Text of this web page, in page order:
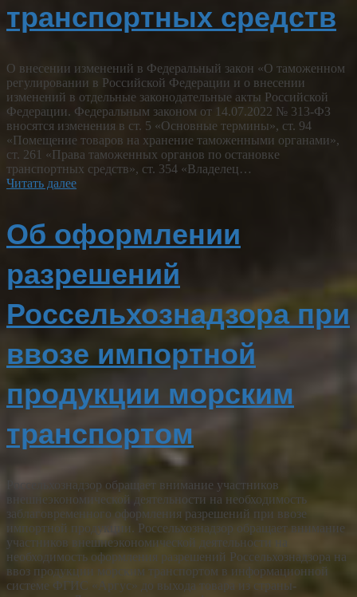
транспортных средств
О внесении изменений в Федеральный закон «О таможенном
регулировании в Российской Федерации и о внесении
изменений в отдельные законодательные акты Российской
Федерации. Федеральным законом от 14.07.2022 № 313-ФЗ
вносятся изменения в ст. 5 «Основные термины», ст. 94
«Помещение товаров на хранение таможенными органами»,
ст. 261 «Права таможенных органов по остановке
транспортных средств», ст. 354 «Владелец…
Читать далее
Об оформлении
разрешений
Россельхознадзора при
ввозе импортной
продукции морским
транспортом
Россельхознадзор обращает внимание участников
внешнеэкономической деятельности на необходимость
заблаговременного оформления разрешений при ввозе
импортной продукции. Россельхознадзор обращает внимание
участников внешнеэкономической деятельности на
необходимость оформления разрешений Россельхознадзора на
ввоз продукции морским транспортом в информационной
системе ФГИС «Аргус» до выхода товара из страны-